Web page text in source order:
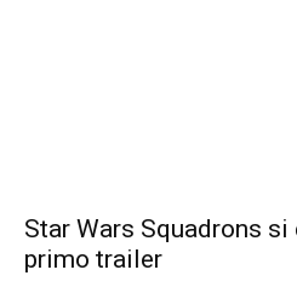
Star Wars Squadrons si
primo trailer